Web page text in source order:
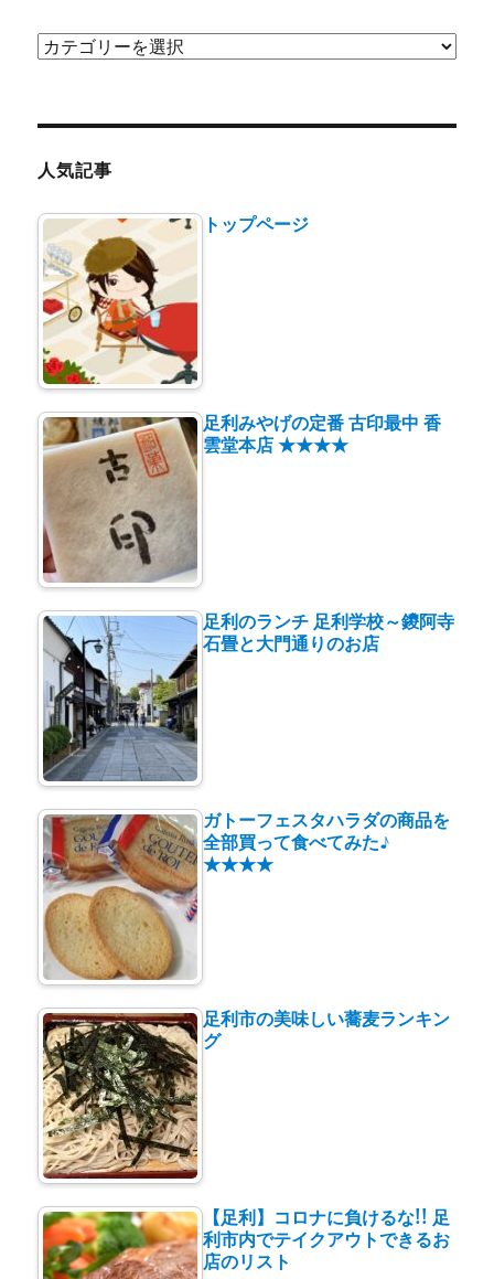
カ
ー
人気記事
トップページ
足利みやげの定番 古印最中 香
雲堂本店 ★★★★
足利のランチ 足利学校～鑁阿寺
石畳と大門通りのお店
ガトーフェスタハラダの商品を
全部買って食べてみた♪
★★★★
足利市の美味しい蕎麦ランキン
グ
【足利】コロナに負けるな!! 足
利市内でテイクアウトできるお
店のリスト